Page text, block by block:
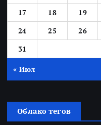
17
18 19
24
25 26
31
« Июл
Облако тегов